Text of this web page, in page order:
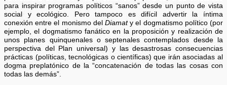
para inspirar programas políticos “sanos” desde un punto de vista
social y ecológico. Pero tampoco es difícil advertir la íntima
conexión entre el monismo del Diamaty el dogmatismo político (por
ejemplo, el dogmatismo fanático en la proposición y realización de
unos planes quinquenales o septenales contemplados desde la
perspectiva del Plan universal) y las desastrosas consecuencias
prácticas (políticas, tecnológicas o científicas) que irán asociadas al
dogma preplatónico de la “concatenación de todas las cosas con
todas las demás”.